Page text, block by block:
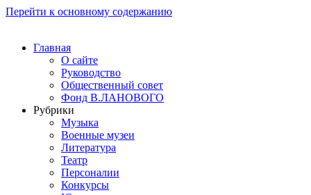
Перейти к основному содержанию
Главная
О сайте
Руководство
Общественный совет
Фонд В.ЛАНОВОГО
Рубрики
Музыка
Военные музеи
Литература
Театр
Персоналии
Конкурсы